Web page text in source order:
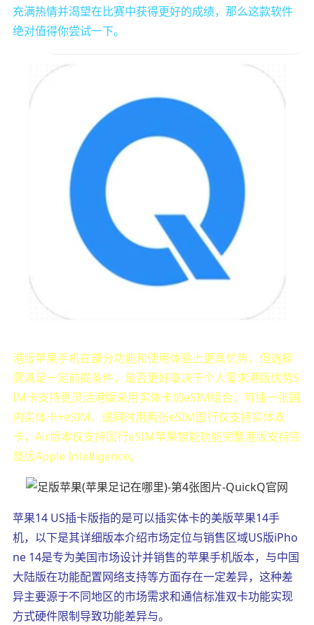
充满热情并渴望在比赛中获得更好的成绩，那么这款软件
绝对值得你尝试一下。
港版苹果手机在部分功能和使用体验上更具优势，但选择
需满足一定前提条件，是否更好取决于个人需求港版优势S
IM卡支持更灵活港版采用实体卡加eSIM组合，可插一张国
内实体卡+eSIM，或同时用两张eSIM国行仅支持实体双
卡，Air版本仅支持国行eSIM苹果智能功能完整港版支持完
整版Apple Intelligence。
苹果14 US插卡版指的是可以插实体卡的美版苹果14手
机，以下是其详细版本介绍市场定位与销售区域US版iPho
ne 14是专为美国市场设计并销售的苹果手机版本，与中国
大陆版在功能配置网络支持等方面存在一定差异，这种差
异主要源于不同地区的市场需求和通信标准双卡功能实现
方式硬件限制导致功能差异与。